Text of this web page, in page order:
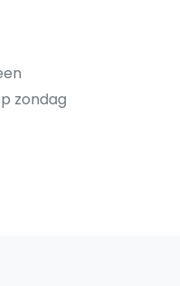
zondag